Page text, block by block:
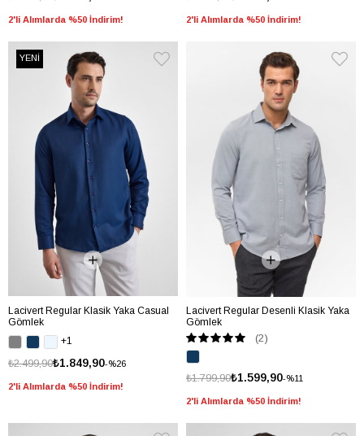
2'li Alımlarda %50 İndirim! 2'li Alımlarda %50 İndirim!
Lacivert Regular Klasik Yaka Casual
Gömlek
+1
%26
₺1.849,90
₺2.499,90
2'li Alımlarda %50 İndirim!
YENİ
Lacivert Regular Desenli Klasik Yaka
Gömlek
(2)
%11
₺1.599,90
₺1.799,90
2'li Alımlarda %50 İndirim!